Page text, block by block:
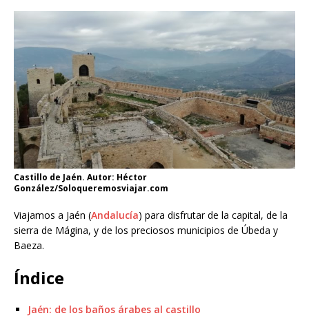
Castillo de Jaén. Autor: Héctor
González/Soloqueremosviajar.com
Viajamos a Jaén (Andalucía) para disfrutar de la capital, de la
sierra de Mágina, y de los preciosos municipios de Úbeda y
Baeza.
Índice
Jaén: de los baños árabes al castillo